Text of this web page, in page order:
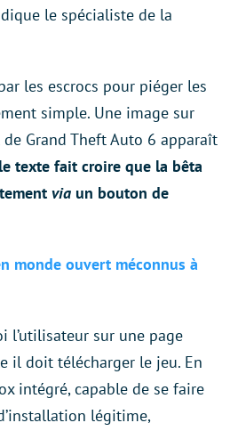
le spécialiste de la
les escrocs pour piéger les
simple. Une image sur
Grand Theft Auto 6 apparaît
texte fait croire que la bêta
via un bouton de
monde ouvert méconnus à
l’utilisateur sur une page
il doit télécharger le jeu. En
intégré, capable de se faire
légitime,